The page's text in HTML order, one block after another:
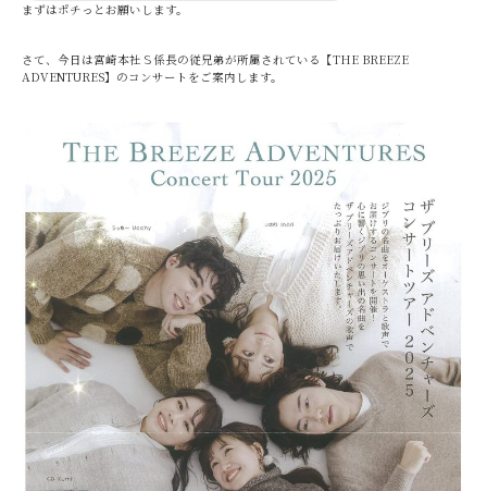
まずはポチっとお願いします。
さて、今日は宮崎本社Ｓ係長の従兄弟が所属されている【THE BREEZE
ADVENTURES】のコンサートをご案内します。